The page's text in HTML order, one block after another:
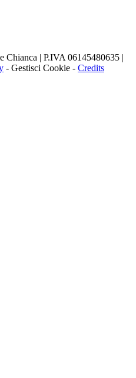
| P.IVA 06145480635 |
- Gestisci Cookie - Credits